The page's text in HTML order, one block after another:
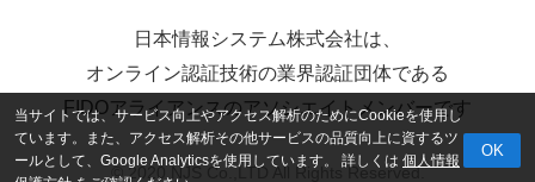
日本情報システム株式会社は、
オンライン認証技術の業界認証団体である
FIDOアライアンスのアソシエイトメンバーです
© 2020 NJS Co.,LTD All Rights Reserved.
当サイトでは、サービス向上やアクセス解析のためにCookieを使用し
ています。
また、アクセス解析その他サービスの品質向上に資するツ
ールとして、Google Analyticsを使用しています。 詳しくは 個人情報
OK